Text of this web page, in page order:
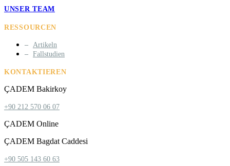
UNSER TEAM
RESSOURCEN
Artikeln
Fallstudien
KONTAKTIEREN
ÇADEM Bakirkoy
+90 212 570 06 07
ÇADEM Online
ÇADEM Bagdat Caddesi
+90 505 143 60 63